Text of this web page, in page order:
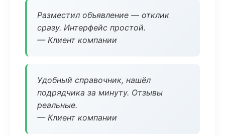
Разместил объявление — отклик
сразу. Интерфейс простой.
— Клиент компании
Удобный справочник, нашёл
подрядчика за минуту. Отзывы
реальные.
— Клиент компании